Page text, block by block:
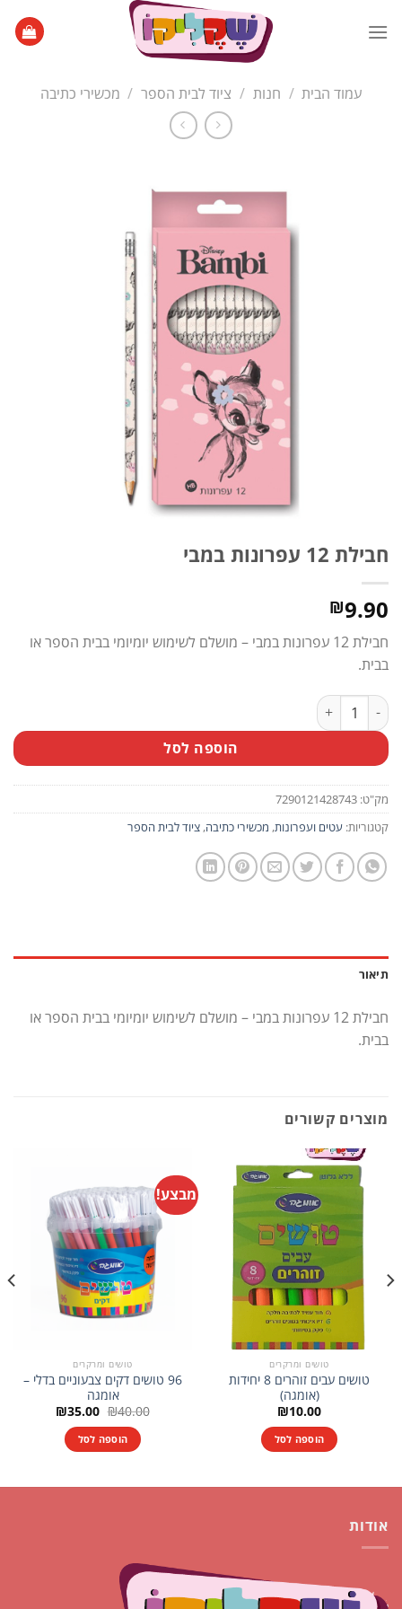
עמוד הבית / חנות / ציוד לבית הספר / מכשירי כתיבה
חבילת 12 עפרונות במבי
₪9.90
חבילת 12 עפרונות במבי – מושלם לשימוש יומיומי בבית הספר או
בבית.
כמות של חבילת 12 עפרונות במבי
הוספה לסל
מק"ט: 7290121428743
קטגוריות: עטים ועפרונות, מכשירי כתיבה, ציוד לבית הספר
תיאור
חבילת 12 עפרונות במבי – מושלם לשימוש יומיומי בבית הספר או
בבית.
מוצרים קשורים
טושים ומרקרים
טושים עבים זוהרים 8 יחידות
(אומגה)
₪10.00
הוספה לסל
מבצע!
טושים ומרקרים
96 טושים דקים צבעוניים בדלי –
אומגה
₪40.00 המחיר
היה:
₪40.00.
₪35.00 המחיר
הוספה לסל
אודות